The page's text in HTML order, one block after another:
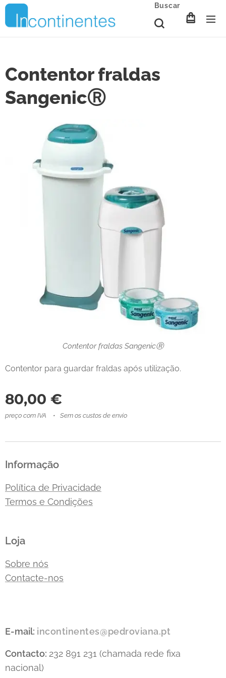
Buscar
Contentor fraldas
SangenicⓇ
Contentor fraldas SangenicⓇ
Contentor para guardar fraldas após utilização.
80,00 €
preço com IVA Sem os custos de envio
Informação
Política de Privacidade
Termos e Condições
Loja
Sobre nós
Contacte-nos
E-mail: incontinentes@pedroviana.pt
Contacto: 232 891 231 (chamada rede fixa
nacional)